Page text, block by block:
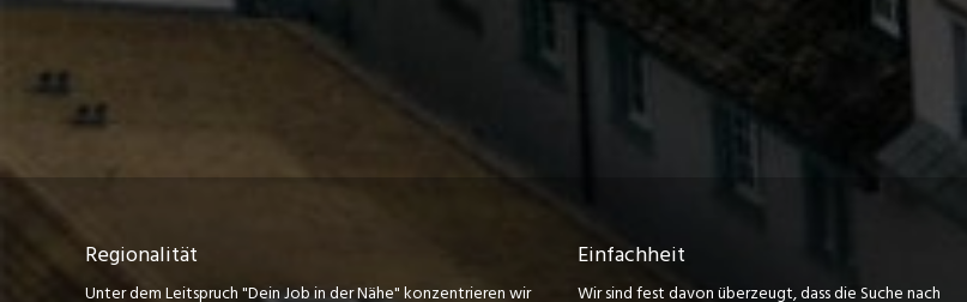
Regionalität
Unter dem Leitspruch "Dein Job in der Nähe" konzentrieren wir
Einfachheit
Wir sind fest davon überzeugt, dass die Suche nach